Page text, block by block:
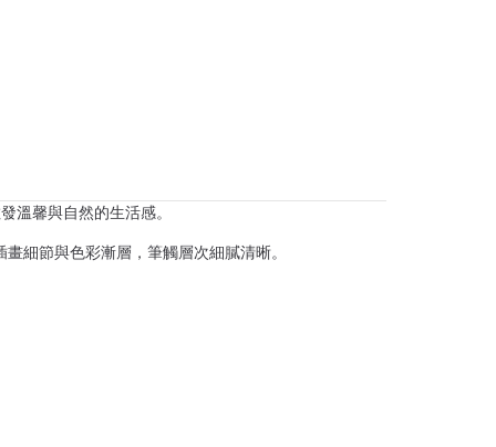
溫馨與自然的生活感。
細節與色彩漸層，筆觸層次細膩清晰。